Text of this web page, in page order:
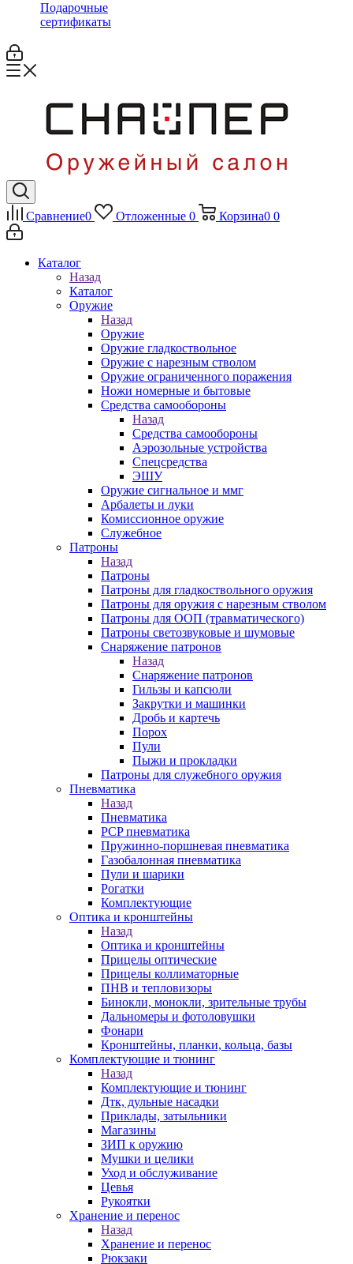
Подарочные
сертификаты
Сравнение0 Отложенные 0 Корзина0 0
Каталог
Назад
Каталог
Оружие
Назад
Оружие
Оружие гладкоствольное
Оружие с нарезным стволом
Оружие ограниченного поражения
Ножи номерные и бытовые
Средства самообороны
Назад
Средства самообороны
Аэрозольные устройства
Спецсредства
ЭШУ
Оружие сигнальное и ммг
Арбалеты и луки
Комиссионное оружие
Служебное
Патроны
Назад
Патроны
Патроны для гладкоствольного оружия
Патроны для оружия с нарезным стволом
Патроны для ООП (травматического)
Патроны светозвуковые и шумовые
Снаряжение патронов
Назад
Снаряжение патронов
Гильзы и капсюли
Закрутки и машинки
Дробь и картечь
Порох
Пули
Пыжи и прокладки
Патроны для служебного оружия
Пневматика
Назад
Пневматика
PCP пневматика
Пружинно-поршневая пневматика
Газобалонная пневматика
Пули и шарики
Рогатки
Комплектующие
Оптика и кронштейны
Назад
Оптика и кронштейны
Прицелы оптические
Прицелы коллиматорные
ПНВ и тепловизоры
Бинокли, монокли, зрительные трубы
Дальномеры и фотоловушки
Фонари
Кронштейны, планки, кольца, базы
Комплектующие и тюнинг
Назад
Комплектующие и тюнинг
Дтк, дульные насадки
Приклады, затыльники
Магазины
ЗИП к оружию
Мушки и целики
Уход и обслуживание
Цевья
Рукоятки
Хранение и перенос
Назад
Хранение и перенос
Рюкзаки